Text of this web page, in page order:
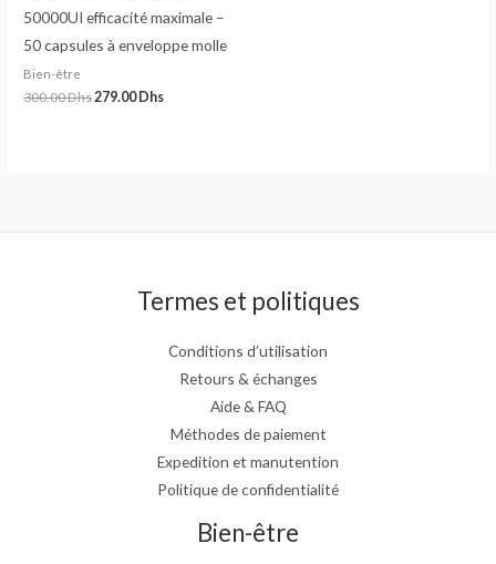
50000UI efficacité maximale –
50 capsules à enveloppe molle
Bien-être
300.00Dhs279.00 Dhs
Termes et politiques
Conditions d’utilisation
Retours & échanges
Aide & FAQ
Méthodes de paiement
Expedition et manutention
Politique de confidentialité
Bien-être